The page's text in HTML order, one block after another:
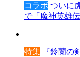
コラボ ついに
で「魔神英雄
特集 『鈴蘭の